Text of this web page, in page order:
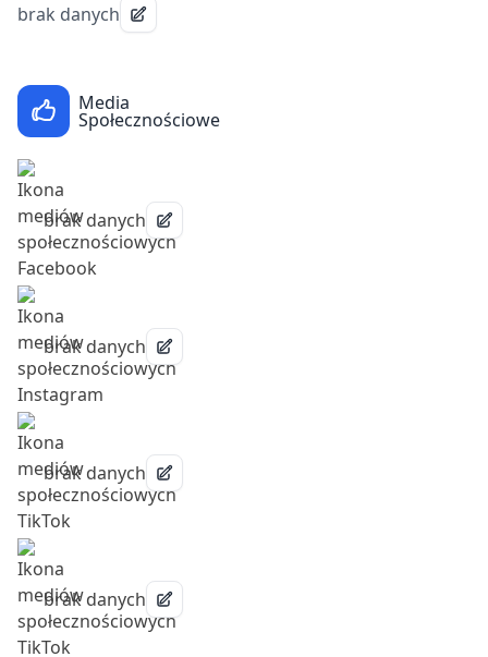
brak danych
Media
Społecznościowe
brak danych
brak danych
brak danych
brak danych